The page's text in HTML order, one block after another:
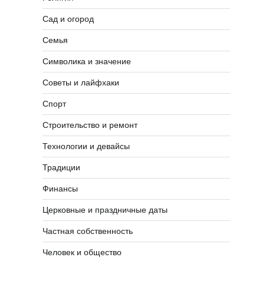
Сад и огород
Семья
Символика и значение
Советы и лайфхаки
Спорт
Строительство и ремонт
Технологии и девайсы
Традиции
Финансы
Церковные и праздничные даты
Частная собственность
Человек и общество